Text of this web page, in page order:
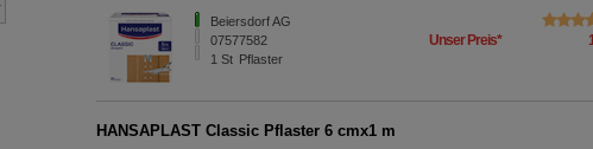
Beiersdorf AG
07577582
1St Pflaster
Unser Preis*
HANSAPLAST Classic Pflaster 6 cmx1 m